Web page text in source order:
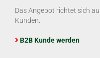
Das Angebot richtet sich
Kunden.
B2B Kunde werden